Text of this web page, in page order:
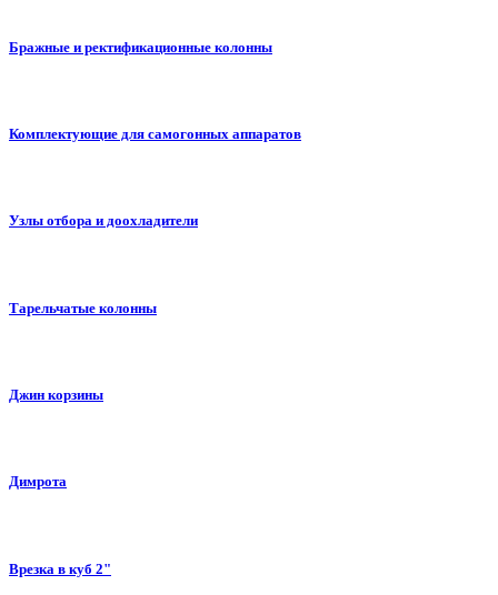
Бражные и ректификационные колонны
Комплектующие для самогонных аппаратов
Узлы отбора и доохладители
Тарельчатые колонны
Джин корзины
Димрота
Врезка в куб 2"